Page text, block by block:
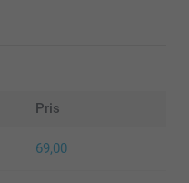
Pris
69,00